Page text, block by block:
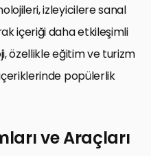
izleyicilere sanal
içeriği daha etkileşimli
özellikle eğitim ve turizm
popülerlik
ve Araçları